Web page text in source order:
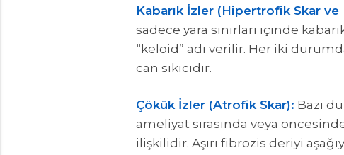
Kabarık İzler (Hipertrofik Skar ve
sadece yara sınırları içinde
“keloid” adı verilir. Her iki
can sıkıcıdır.
Çökük İzler (Atrofik Skar): Bazı
ameliyat sırasında veya
ilişkilidir. Aşırı fibrozis deriyi